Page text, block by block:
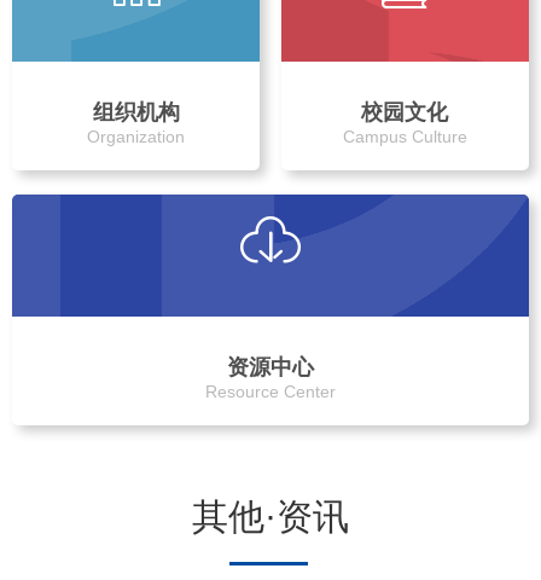
组织机构
Organization
校园文化
Campus Culture
资源中心
Resource Center
其他·资讯